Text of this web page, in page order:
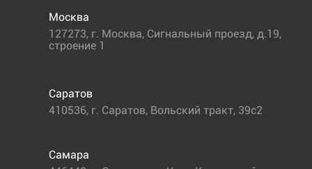
Москва
127273, г. Москва, Сигнальный проезд, д.19,
строение 1
Саратов
410536, г. Саратов, Вольский тракт, 39с2
Самара